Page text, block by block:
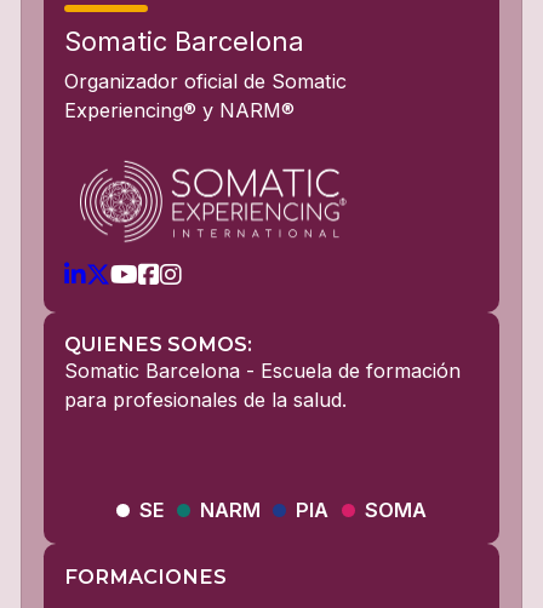
Somatic Barcelona
Organizador oficial de Somatic
Experiencing® y NARM®
QUIENES SOMOS:
Somatic Barcelona - Escuela de formación
para profesionales de la salud.
SE NARM PIA SOMA
FORMACIONES